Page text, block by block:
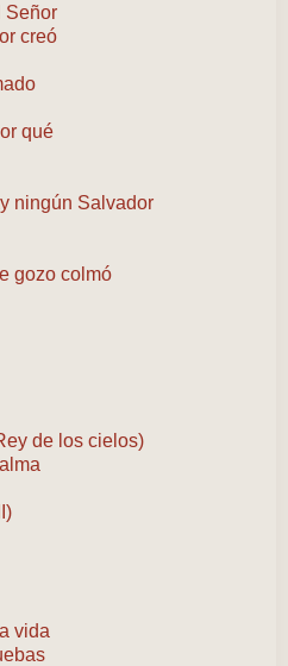
Señor
creó
qué
ningún Salvador
gozo colmó
de los cielos)
vida